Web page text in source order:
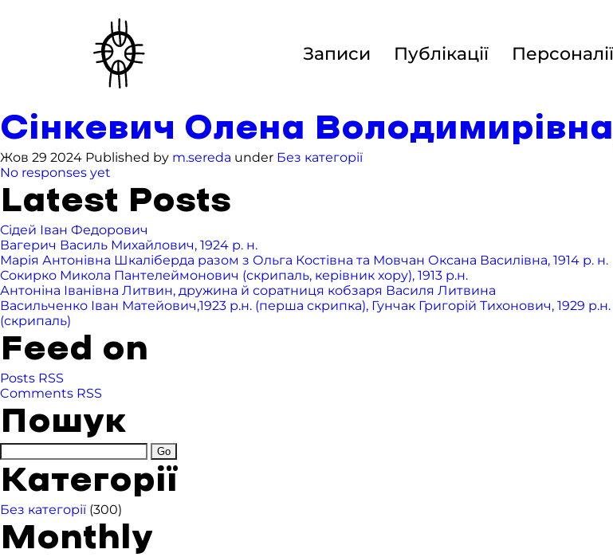
Записи Публікації Персоналії
Сінкевич Олена
Жов 29 2024 Published by m.sereda under Без категорії
No responses yet
Latest Posts
Сідей Іван Федорович
Вагерич Василь Михайлович, 1924 р. н.
Марія Антонівна Шкаліберда разом з Ольга Костівна та Мовчан Оксана Василівна, 1914 р. н.
Сокирко Микола Пантелеймонович (скрипаль, керівник хору), 1913 р.н.
Антоніна Іванівна Литвин, дружина й соратниця кобзаря Василя Литвина
Васильченко Іван Матейович,1923 р.н. (перша скрипка), Гунчак Григорій Тихонович, 1929
(скрипаль)
Feed on
Posts RSS
Comments RSS
Пошук
Категорії
Без категорії (300)
Monthly